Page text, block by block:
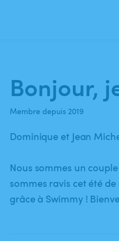
Bonjour,
Membre depuis 2019
Dominique et Jean
Nous sommes un
sommes ravis cet été
grâce à Swimmy !